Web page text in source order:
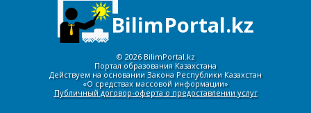
BilimPortal.kz
©2026 BilimPortal.kz
Портал образования Казахстана
Действуем на основании Закона Республики Казахстан
«О средствах массовой информации»
Публичный договор-оферта о предоставлении услуг